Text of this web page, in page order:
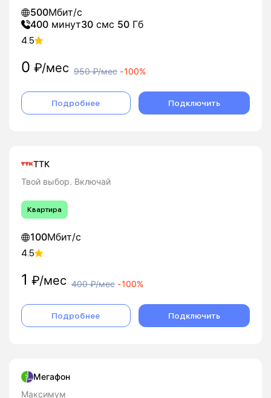
500Мбит/с
400 минут30 смс 50 Гб
4.5
0 ₽/мес 950₽/мес -100%
Подробнее Подключить
ТТК
Твой выбор. Включай
Квартира
100Мбит/с
4.5
1 ₽/мес 400₽/мес -100%
Подробнее Подключить
Мегафон
Максимум